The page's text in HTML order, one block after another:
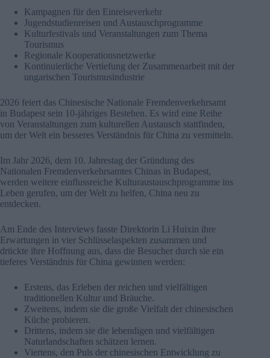
Kampagnen für den Einreiseverkehr
Jugendstudienreisen und Austauschprogramme
Kulturfestivals und Veranstaltungen zum Thema
Tourismus
Regionale Kooperationsnetzwerke
Kontinuierliche Vertiefung der Zusammenarbeit mit der
ungarischen Tourismusindustrie
2026 feiert das Chinesische Nationale Fremdenverkehrsamt
in Budapest sein 10-jähriges Bestehen. Es wird eine Reihe
von Veranstaltungen zum kulturellen Austausch stattfinden,
um der Welt ein besseres Verständnis für China zu vermitteln.
Im Jahr 2026, dem 10. Jahrestag der Gründung des
Nationalen Fremdenverkehrsamtes Chinas in Budapest,
werden weitere einflussreiche Kulturaustauschprogramme ins
Leben gerufen, um der Welt zu helfen, China neu zu
entdecken.
Am Ende des Interviews fasste Direktorin Li Huixin ihre
Erwartungen in vier Schlüsselaspekten zusammen und
drückte ihre Hoffnung aus, dass die Besucher durch sie ein
tieferes Verständnis für China gewinnen werden:
Erstens, das Erleben der reichen und vielfältigen
traditionellen Kultur und Bräuche.
Zweitens, indem sie die große Vielfalt der chinesischen
Küche probieren.
Drittens, indem sie die lebendigen und vielfältigen
Naturlandschaften schätzen lernen.
Viertens, den Puls der chinesischen Entwicklung zu